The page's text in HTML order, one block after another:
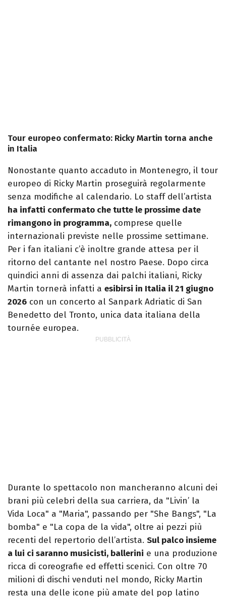
Tour europeo confermato: Ricky Martin torna anche
in Italia
Nonostante quanto accaduto in Montenegro, il tour
europeo di Ricky Martin proseguirà regolarmente
senza modifiche al calendario. Lo staff dell’artista
ha infatti confermato che tutte le prossime date
rimangono in programma, comprese quelle
internazionali previste nelle prossime settimane.
Per i fan italiani c’è inoltre grande attesa per il
ritorno del cantante nel nostro Paese. Dopo circa
quindici anni di assenza dai palchi italiani, Ricky
Martin tornerà infatti a esibirsi in Italia il 21 giugno
2026 con un concerto al Sanpark Adriatic di San
Benedetto del Tronto, unica data italiana della
tournée europea.
Durante lo spettacolo non mancheranno alcuni dei
brani più celebri della sua carriera, da "Livin’ la
Vida Loca" a "Maria", passando per "She Bangs", "La
bomba" e "La copa de la vida", oltre ai pezzi più
recenti del repertorio dell’artista. Sul palco insieme
a lui ci saranno musicisti, ballerini e una produzione
ricca di coreografie ed effetti scenici. Con oltre 70
milioni di dischi venduti nel mondo, Ricky Martin
resta una delle icone più amate del pop latino